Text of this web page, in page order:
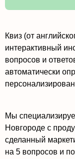
Квиз (от
интерактивный
вопросов и
автоматически
Мы
Новгороде с
сделанный
на 5 вопросов и